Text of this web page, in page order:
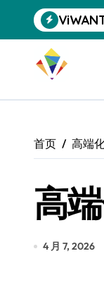
到
首页 高端
高
4 月 7, 2026